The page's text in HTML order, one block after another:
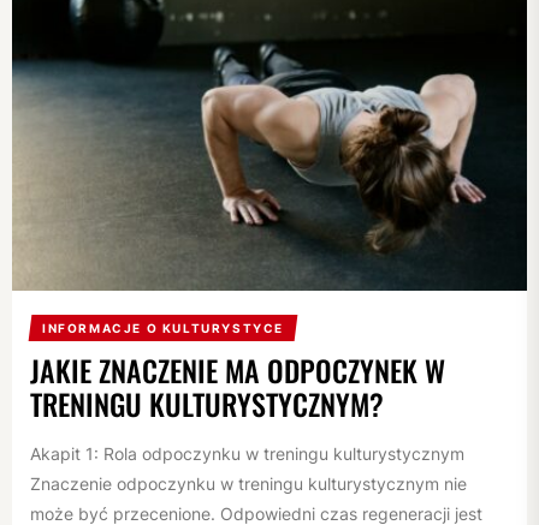
INFORMACJE O KULTURYSTYCE
JAKIE ZNACZENIE MA ODPOCZYNEK W
TRENINGU KULTURYSTYCZNYM?
Akapit 1: Rola odpoczynku w treningu kulturystycznym
Znaczenie odpoczynku w treningu kulturystycznym nie
może być przecenione. Odpowiedni czas regeneracji jest